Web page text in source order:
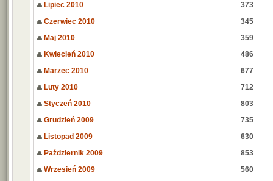
Lipiec 2010
373
Czerwiec 2010
345
Maj 2010
359
Kwiecień 2010
486
Marzec 2010
677
Luty 2010
712
Styczeń 2010
803
Grudzień 2009
735
Listopad 2009
630
Październik 2009
853
Wrzesień 2009
560